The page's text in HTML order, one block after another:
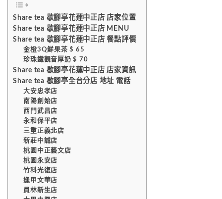
Share tea 歇腳亭花蓮中正店 店家位置
Share tea 歇腳亭花蓮中正店 MENU
Share tea 歇腳亭花蓮中正店 餐點評價
金橙3Q鮮果茶 $ 65
珍珠鐵觀音厚奶 $ 70
Share tea 歇腳亭花蓮中正店 店家資訊
Share tea 歇腳亭全台分店 地址 電話
大安忠孝店
南陽創始店
西門武昌店
永和保平店
三重正義北店
新莊中誠店
桃園中正藝文店
桃園永安店
竹科光復店
逢甲文華店
員林新生店